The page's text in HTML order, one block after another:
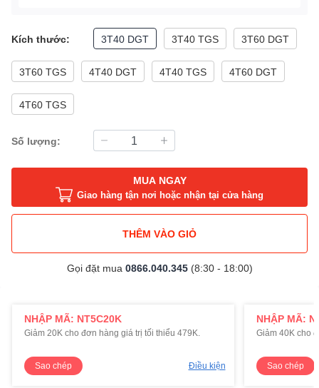
Kích thước: 3T40 DGT 3T40 TGS 3T60 DGT
3T60 TGS 4T40 DGT 4T40 TGS 4T60 DGT
4T60 TGS
Số lượng:
MUA NGAY
Giao hàng tận nơi hoặc nhận tại cửa hàng
THÊM VÀO GIỎ
Gọi đặt mua 0866.040.345(8:30 - 18:00)
NHẬP MÃ: NT5C20K
Giảm 20K cho đơn hàng giá trị tối thiểu 479K.
Sao chép Điều kiện
NHẬP MÃ:
Giảm 40K cho
Sao chép